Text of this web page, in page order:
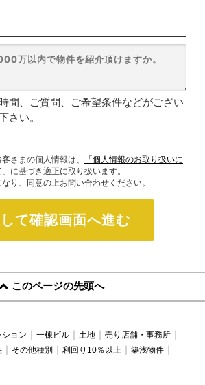
間、ご質問、ご希望条件などがござい
さい。
さまの個人情報は、
「個人情報のお取り扱いに
に基づき適正に取り扱います。
り、同意の上お問い合わせください。
て確認画面へ進む
このページの先頭へ
ョン 一棟ビル 土地
売り店舗・事務所
その他種別 利回り10％以上
築浅物件